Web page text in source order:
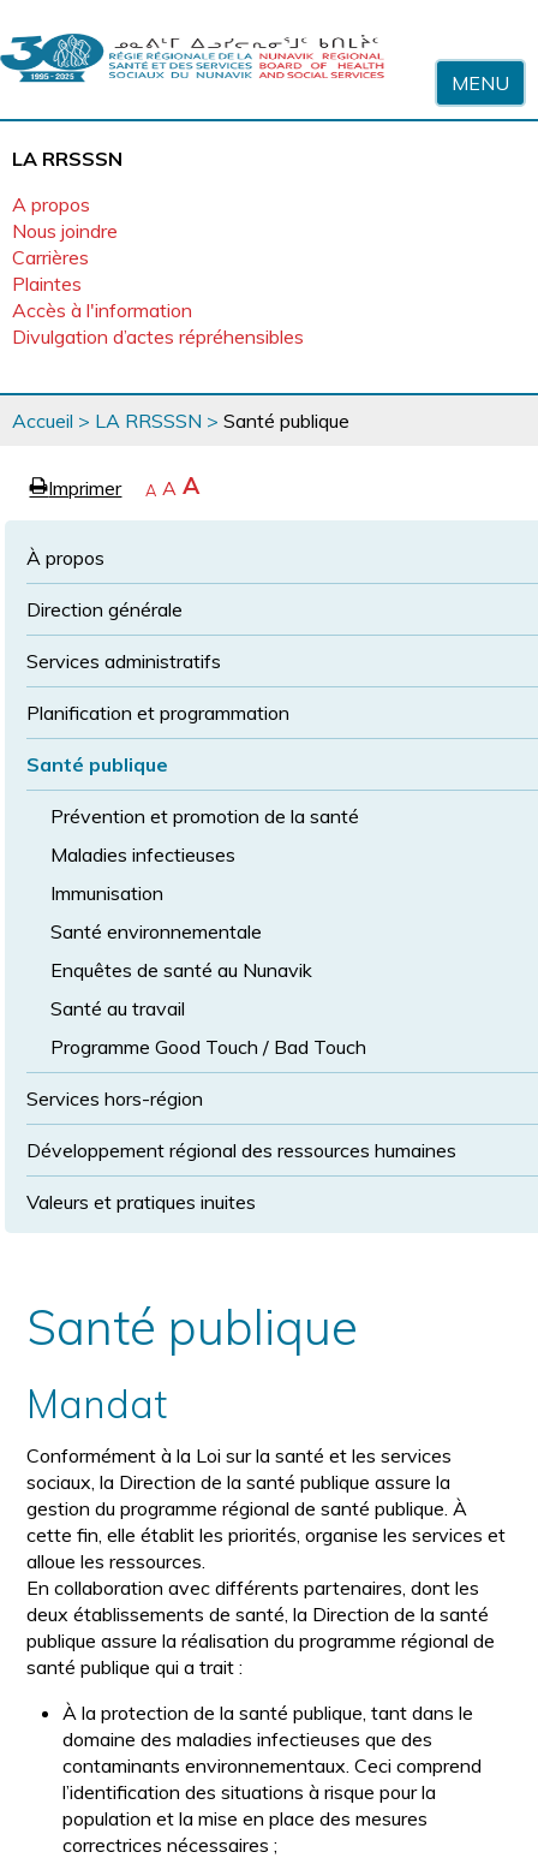
MENU
LA RRSSSN
A propos
Nous joindre
Carrières
Plaintes
Accès à l'information
Divulgation d’actes répréhensibles
Vous
êtes
Accueil > LA RRSSSN > Santé publique
eImprimerpageRétrécir
A Revenir
à
police
A Agrandir
la
A
À propos
Direction générale
Services administratifs
Planification et programmation
Santé publique
Prévention et promotion de la santé
Maladies infectieuses
Immunisation
Santé environnementale
Enquêtes de santé au Nunavik
Santé au travail
Programme Good Touch / Bad Touch
Services hors-région
Développement régional des ressources humaines
Valeurs et pratiques inuites
Santé publique
Mandat
Conformément à la Loi sur la santé et les services
sociaux, la Direction de la santé publique assure la
gestion du programme régional de santé publique. À
cette fin, elle établit les priorités, organise les services et
alloue les ressources.
En collaboration avec différents partenaires, dont les
deux établissements de santé, la Direction de la santé
publique assure la réalisation du programme régional de
santé publique qui a trait :
À la protection de la santé publique, tant dans le
domaine des maladies infectieuses que des
contaminants environnementaux. Ceci comprend
l’identification des situations à risque pour la
population et la mise en place des mesures
correctrices nécessaires ;